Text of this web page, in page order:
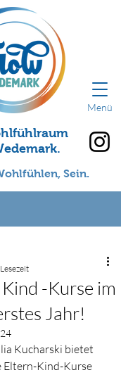
Sein.
Menü
-Kurse im
Jahr!
Kucharski bietet
Eltern-Kind-Kurse